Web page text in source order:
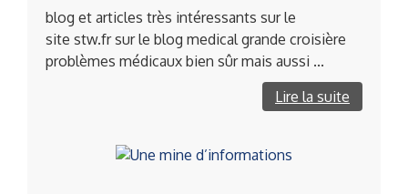
blog et articles très intéressants sur le
site stw.fr sur le blog medical grande croisière
problèmes médicaux bien sûr mais aussi ...
Lire la suite